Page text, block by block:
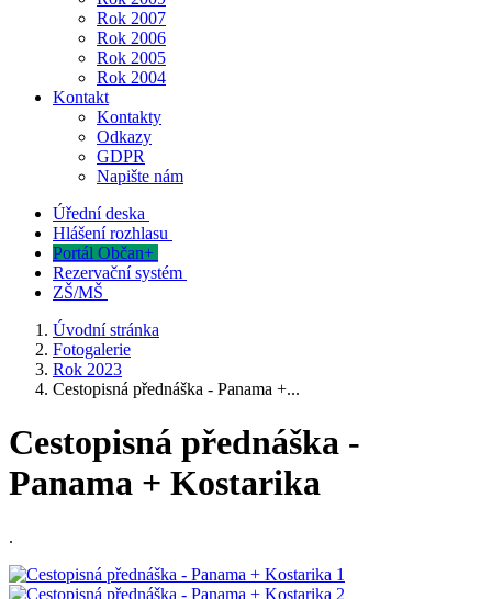
Rok 2007
Rok 2006
Rok 2005
Rok 2004
Kontakt
Kontakty
Odkazy
GDPR
Napište nám
Úřední deska
Hlášení rozhlasu
Portál Občan+
Rezervační systém
ZŠ/MŠ
Úvodní stránka
Fotogalerie
Rok 2023
Cestopisná přednáška - Panama +...
Cestopisná přednáška -
Panama + Kostarika
.